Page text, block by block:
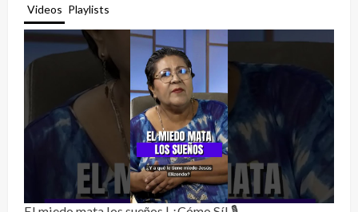
Videos Playlists